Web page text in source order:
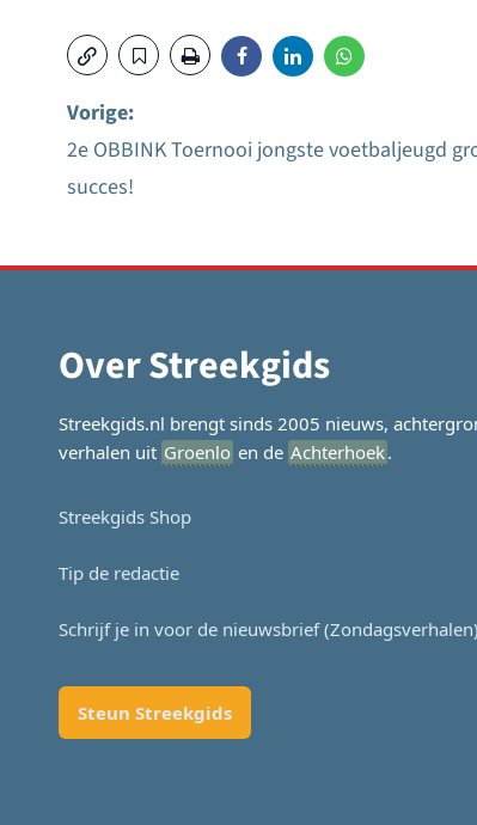
Bericht
Vorige:
2e OBBINK Toernooi jongste voetbaljeugd
succes!
Over Streekgids
Streekgids.nl brengt sinds 2005 nieuws,
verhalen uit Groenlo en de Achterhoek.
Streekgids Shop
Tip de redactie
Schrijf je in voor de nieuwsbrief (Zondagsverhalen)
Steun Streekgids